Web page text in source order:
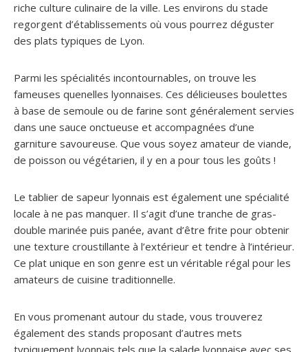
riche culture culinaire de la ville. Les environs du stade
regorgent d’établissements où vous pourrez déguster
des plats typiques de Lyon.
Parmi les spécialités incontournables, on trouve les
fameuses quenelles lyonnaises. Ces délicieuses boulettes
à base de semoule ou de farine sont généralement servies
dans une sauce onctueuse et accompagnées d’une
garniture savoureuse. Que vous soyez amateur de viande,
de poisson ou végétarien, il y en a pour tous les goûts !
Le tablier de sapeur lyonnais est également une spécialité
locale à ne pas manquer. Il s’agit d’une tranche de gras-
double marinée puis panée, avant d’être frite pour obtenir
une texture croustillante à l’extérieur et tendre à l’intérieur.
Ce plat unique en son genre est un véritable régal pour les
amateurs de cuisine traditionnelle.
En vous promenant autour du stade, vous trouverez
également des stands proposant d’autres mets
typiquement lyonnais tels que la salade lyonnaise avec ses